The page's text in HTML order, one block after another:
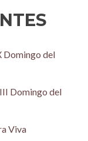
Domingo del
Domingo del
Viva